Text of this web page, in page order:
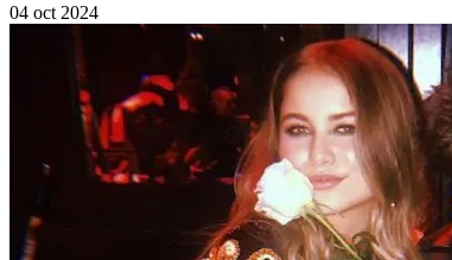
04 oct 2024